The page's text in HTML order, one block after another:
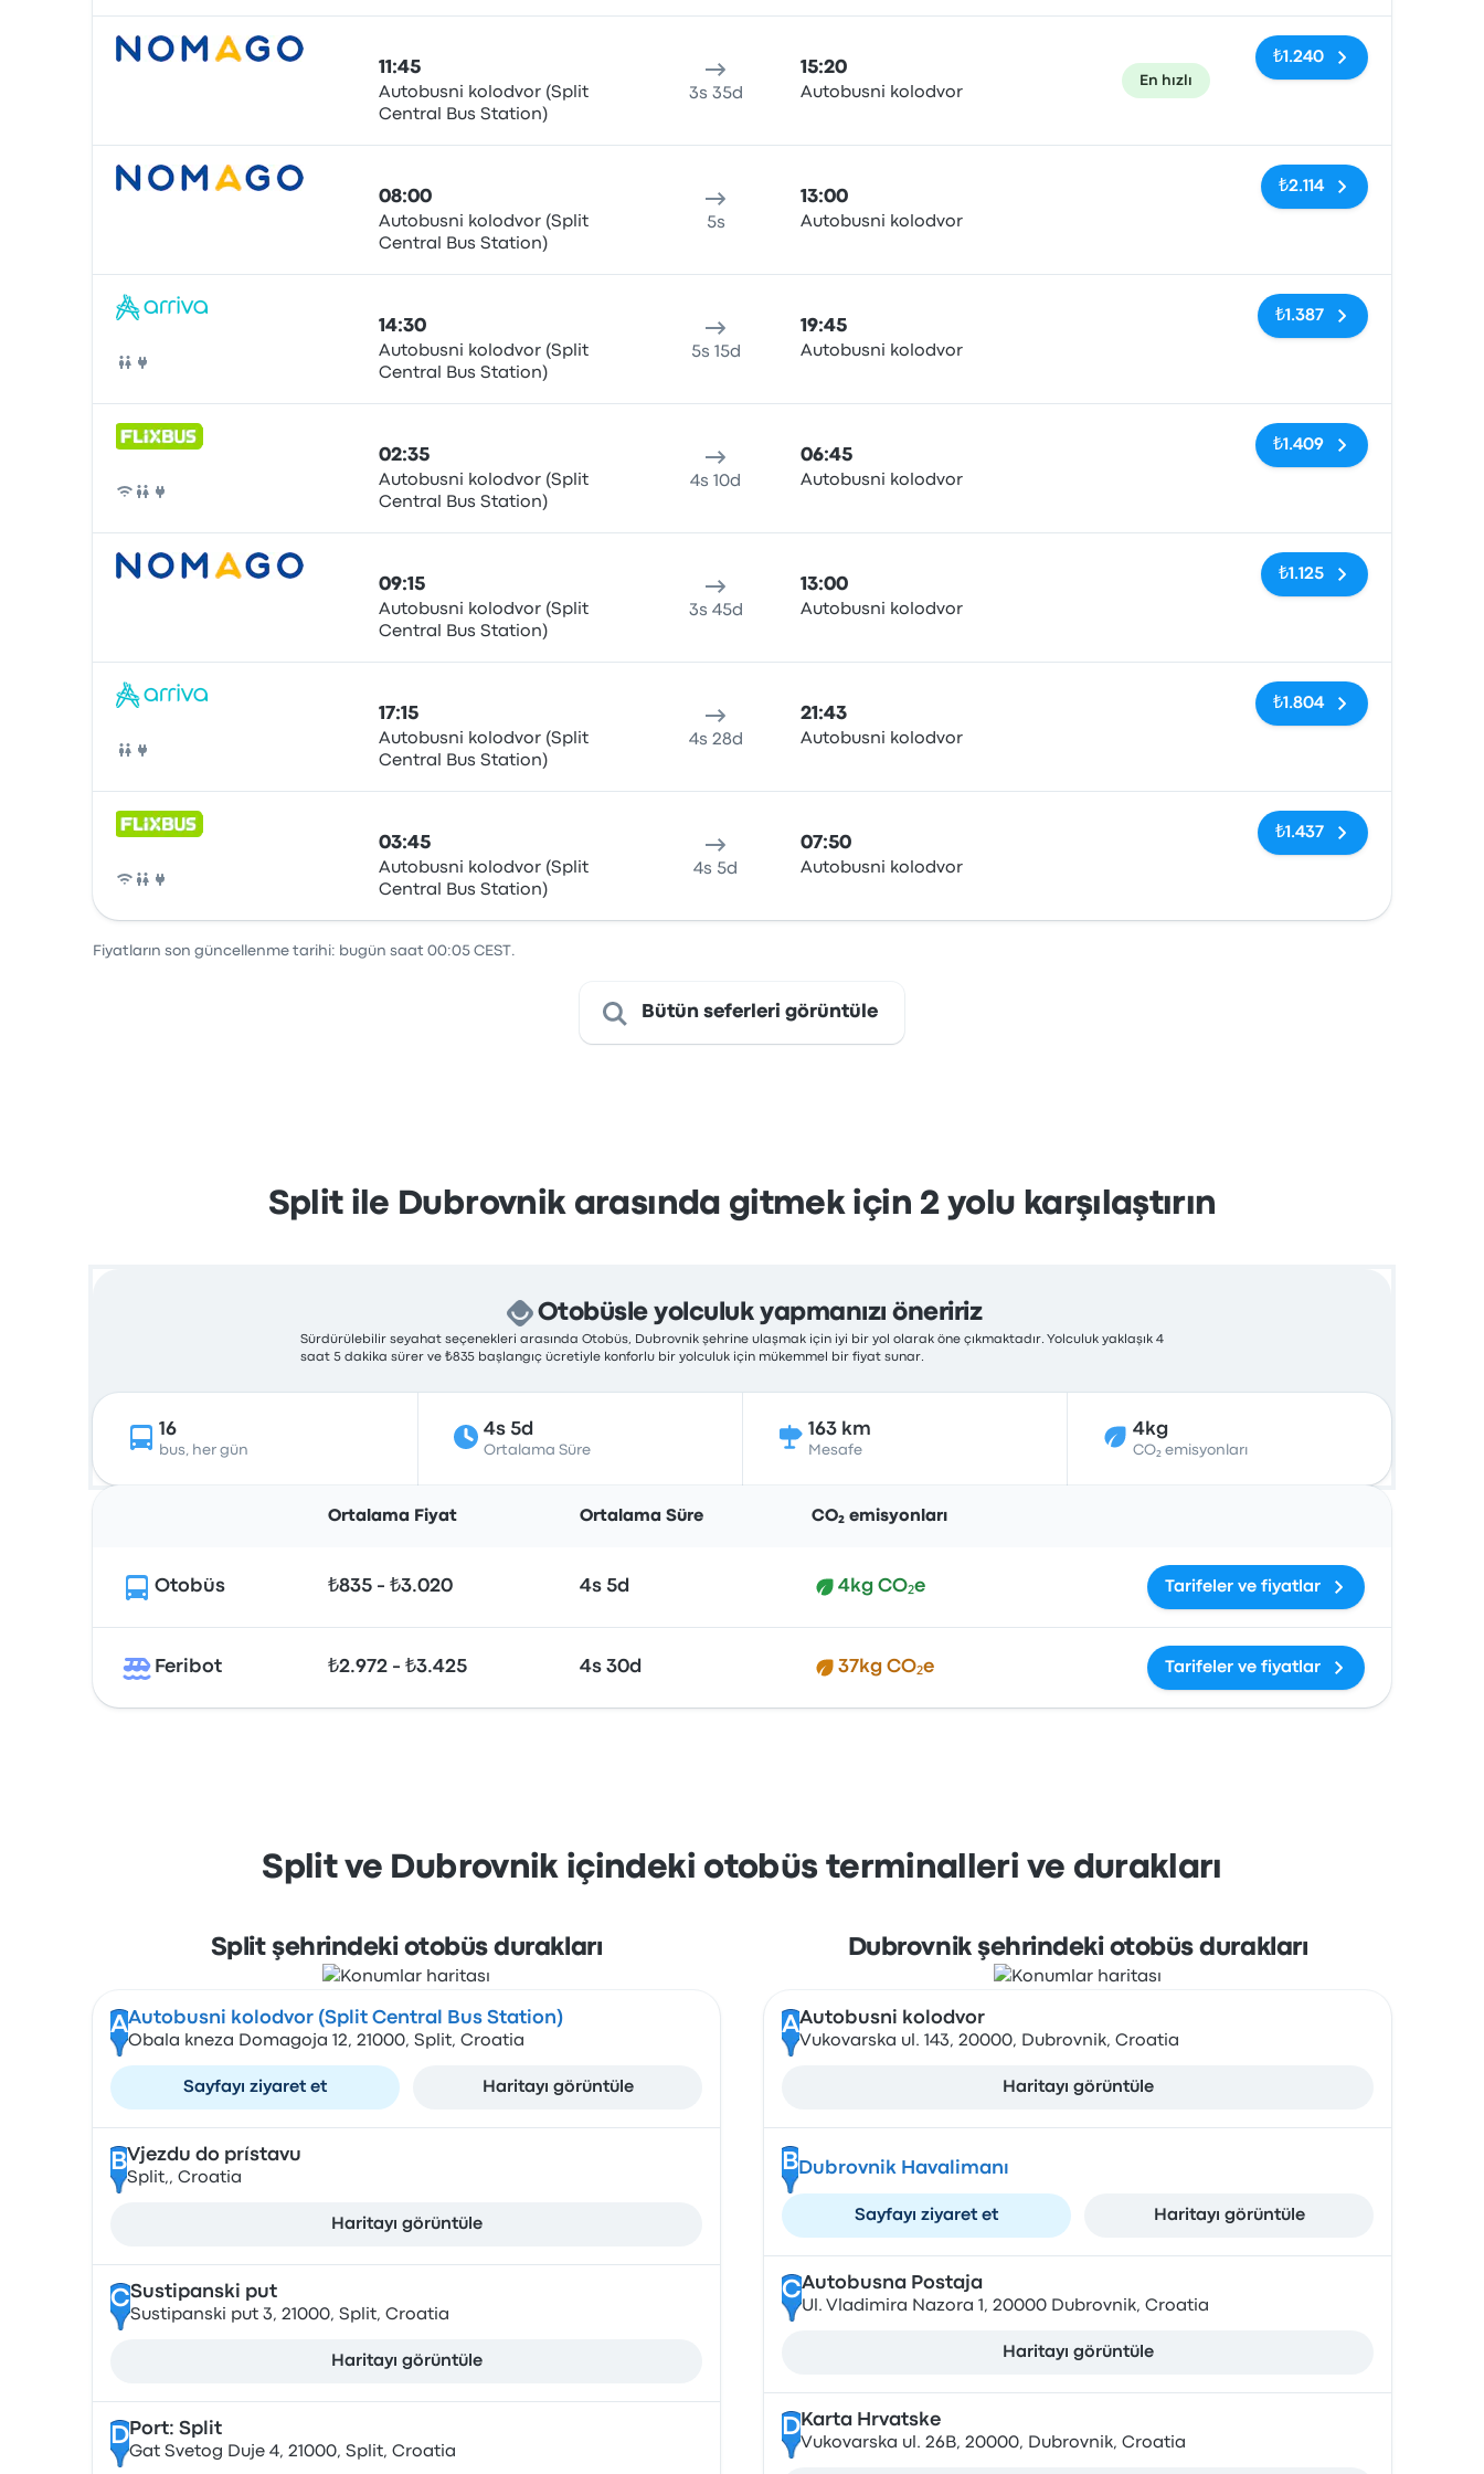
11:45
Autobusni kolodvor (Split
Central Bus Station)
3s 35d
15:20
Autobusni kolodvor
En hızlı
₺1.240
08:00
Autobusni kolodvor (Split
Central Bus Station)
5s
13:00
Autobusni kolodvor
Etiketler yok
₺2.114
Otobüs
14:30
Autobusni kolodvor (Split
Central Bus Station)
5s 15d
19:45
Autobusni kolodvor
Etiketler yok
₺1.387
Otobüs
02:35
Autobusni kolodvor (Split
Central Bus Station)
4s 10d
06:45
Autobusni kolodvor
Etiketler yok
₺1.409
09:15
Autobusni kolodvor (Split
Central Bus Station)
3s 45d
13:00
Autobusni kolodvor
Etiketler yok
₺1.125
Otobüs
17:15
Autobusni kolodvor (Split
Central Bus Station)
4s 28d
21:43
Autobusni kolodvor
Etiketler yok
₺1.804
Otobüs
03:45
Autobusni kolodvor (Split
Central Bus Station)
4s 5d
07:50
Autobusni kolodvor
Etiketler yok
₺1.437
Fiyatların son güncellenme tarihi: bugün saat 00:05 CEST.
Bütün seferleri görüntüle
Split ile Dubrovnik arasında gitmek için 2 yolu karşılaştırın
Otobüsle yolculuk yapmanızı öneririz
Sürdürülebilir seyahat seçenekleri arasında Otobüs, Dubrovnik şehrine ulaşmak için iyi bir yol olarak öne çıkmaktadır. Yolculuk yaklaşık 4
saat 5 dakika sürer ve ₺835 başlangıç ücretiyle konforlu bir yolculuk için mükemmel bir fiyat sunar.
16
bus, her gün
4s 5d
Ortalama Süre
163 km
Mesafe
4kg
CO₂ emisyonları
Ortalama Fiyat Ortalama Süre CO₂ emisyonları
Otobüs ₺835 - ₺3.020 4s 5d 4kg CO₂e Tarifeler ve fiyatlar
Feribot ₺2.972 - ₺3.425 4s 30d 37kg CO₂e Tarifeler ve fiyatlar
Split ve Dubrovnik içindeki otobüs terminalleri ve durakları
Split şehrindeki otobüs durakları
AAutobusni kolodvor (Split Central Bus Station)
Obala kneza Domagoja 12, 21000, Split, Croatia
Sayfayı ziyaret et Haritayı görüntüle
BVjezdu do prístavu
Split,, Croatia
Haritayı görüntüle
CSustipanski put
Sustipanski put 3, 21000, Split, Croatia
Haritayı görüntüle
DPort: Split
Gat Svetog Duje 4, 21000, Split, Croatia
Dubrovnik şehrindeki otobüs durakları
AAutobusni kolodvor
Vukovarska ul. 143, 20000, Dubrovnik, Croatia
Haritayı görüntüle
BDubrovnik Havalimanı
Sayfayı ziyaret et Haritayı görüntüle
CAutobusna Postaja
Ul. Vladimira Nazora 1, 20000 Dubrovnik, Croatia
Haritayı görüntüle
DKarta Hrvatske
Vukovarska ul. 26B, 20000, Dubrovnik, Croatia